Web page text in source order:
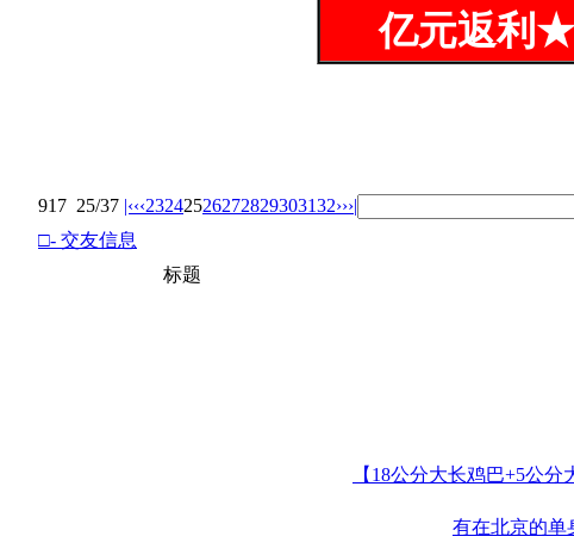
亿元返利
917 25/37 |‹‹‹23242526272829303132›››|
□- 交友信息
标题
【18公分大长鸡巴+5公分
有在北京的单